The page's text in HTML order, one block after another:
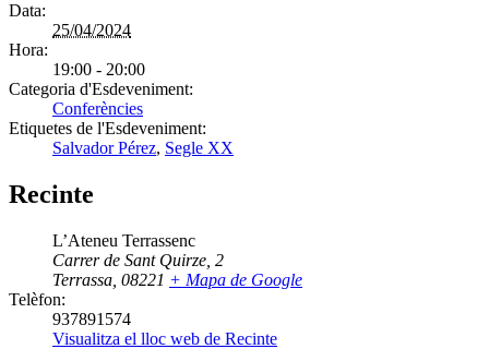
Data:
25/04/2024
Hora:
19:00 - 20:00
Categoria d'Esdeveniment:
Conferències
Etiquetes de l'Esdeveniment:
Salvador Pérez, Segle XX
Recinte
L’Ateneu Terrassenc
Carrer de Sant Quirze, 2
Terrassa 08221 + Mapa de Google
Telèfon:
937891574
Visualitza el lloc web de Recinte